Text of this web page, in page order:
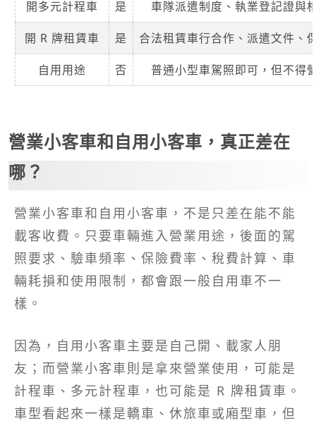
開多元計程車 是 車隊派遣制度、執業登記證與
開 R 牌租賃車 是 合法租賃車行合作、派遣文件、
自用用途 否 普通小型車駕照即可，但不得
營業小客車和自用小客車，真正差在
哪？
營業小客車和自用小客車，不是只差在能不能
載客收費。只要車輛進入營業用途，後面的駕
照要求、驗車頻率、保險費率、稅費計算、車
輛耗損和使用限制，都會跟一般自用車不一
樣。
因為，自用小客車主要是自己開、載家人朋
友；而營業小客車則是拿來營業使用，可能是
計程車、多元計程車，也可能是 R 牌租賃車。
車型看起來一樣是轎車、休旅車或廂型車，但